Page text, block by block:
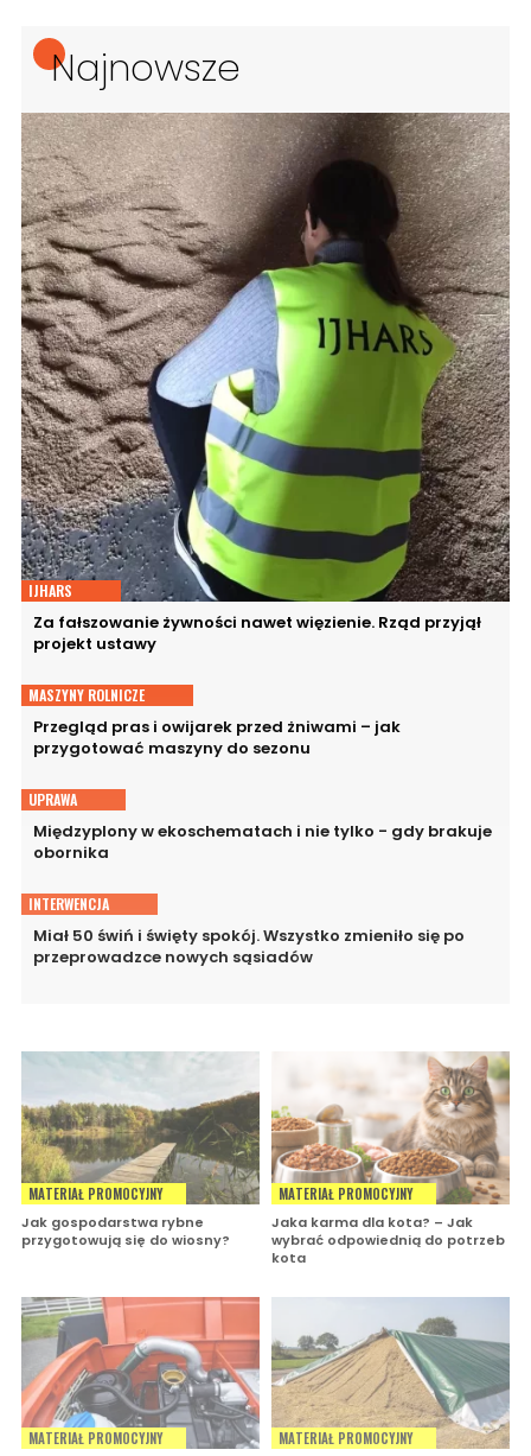
Najnowsze
IJHARS
Za fałszowanie żywności nawet więzienie. Rząd przyjął
projekt ustawy
MASZYNY ROLNICZE
Przegląd pras i owijarek przed żniwami – jak
przygotować maszyny do sezonu
UPRAWA
Międzyplony w ekoschematach i nie tylko - gdy brakuje
obornika
INTERWENCJA
Miał 50 świń i święty spokój. Wszystko zmieniło się po
przeprowadzce nowych sąsiadów
MATERIAŁ PROMOCYJNY
Jak gospodarstwa rybne
przygotowują się do wiosny?
MATERIAŁ PROMOCYJNY
Jaka karma dla kota? – Jak
wybrać odpowiednią do potrzeb
kota
MATERIAŁ PROMOCYJNY
MATERIAŁ PROMOCYJNY